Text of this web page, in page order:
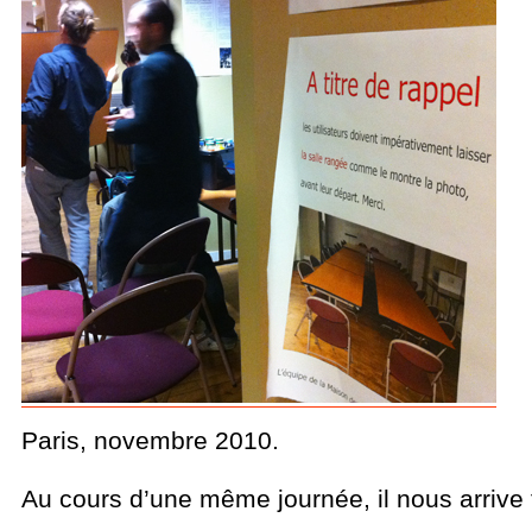
Paris, novembre 2010.
Au cours d’une même journée, il nous